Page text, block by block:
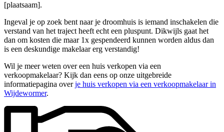
[plaatsaam].
Ingeval je op zoek bent naar je droomhuis is iemand inschakelen die
verstand van het traject heeft echt een pluspunt. Dikwijls gaat het
dan om kosten die maar 1x gespendeerd kunnen worden aldus dan
is een deskundige makelaar erg verstandig!
Wil je meer weten over een huis verkopen via een
verkoopmakelaar? Kijk dan eens op onze uitgebreide
informatiepagina overje huis verkopen via een verkoopmakelaar in
Wijdewormer.